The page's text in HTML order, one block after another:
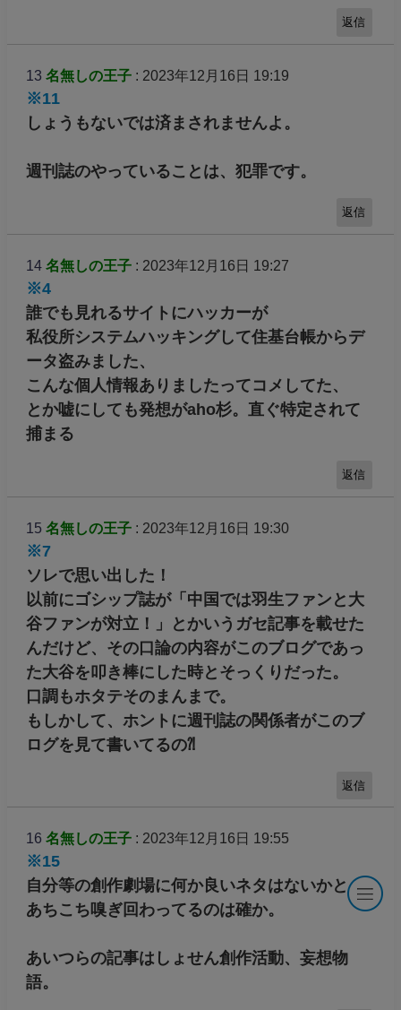
返信
13 名無しの王子: 2023年12月16日 19:19
※11
しょうもないでは済まされませんよ。
週刊誌のやっていることは、犯罪です。
返信
14 名無しの王子: 2023年12月16日 19:27
※4
誰でも見れるサイトにハッカーが
私役所システムハッキングして住基台帳からデ
ータ盗みました、
こんな個人情報ありましたってコメしてた、
とか嘘にしても発想がaho杉。直ぐ特定されて
捕まる
返信
15 名無しの王子: 2023年12月16日 19:30
※7
ソレで思い出した！
以前にゴシップ誌が「中国では羽生ファンと大
谷ファンが対立！」とかいうガセ記事を載せた
んだけど、その口論の内容がこのブログであっ
た大谷を叩き棒にした時とそっくりだった。
口調もホタテそのまんまで。
もしかして、ホントに週刊誌の関係者がこのブ
ログを見て書いてるの⁈
返信
16 名無しの王子: 2023年12月16日 19:55
※15
自分等の創作劇場に何か良いネタはないかと、
あちこち嗅ぎ回わってるのは確か。
あいつらの記事はしょせん創作活動、妄想物
語。